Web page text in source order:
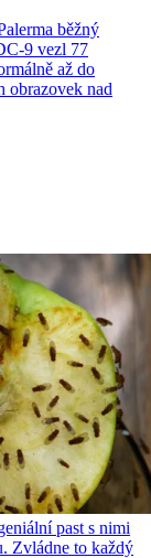
běžný
9 vezl 77
až do
obrazovek nad
past s nimi
Zvládne to každý